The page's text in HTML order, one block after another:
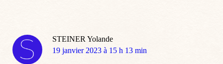
STEINER Yolande
dit
19 janvier 2023 à 15 h 13 min